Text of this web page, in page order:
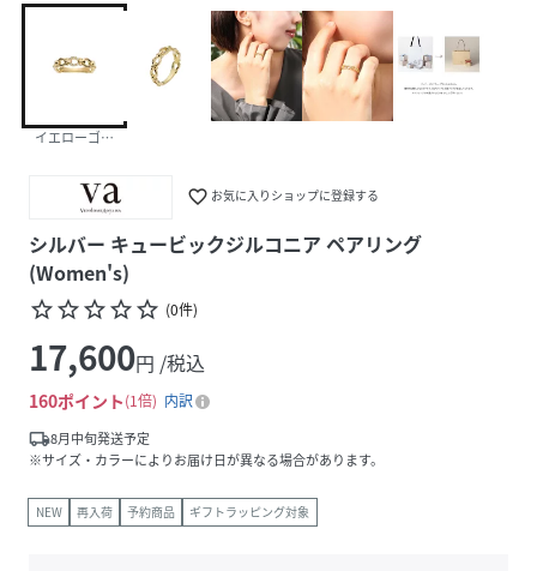
イエローゴールド
favorite_border お気に入りショップに登録する
シルバー キュービックジルコニア ペアリング
(Women's)
star_borderstar_borderstar_borderstar_borderstar_border (0件)
17,600円 /税込
160ポイント 1倍
内訳
local_shipping8月中旬発送予定
※サイズ・カラーによりお届け日が異なる場合があります。
NEW 再入荷 予約商品 ギフトラッピング対象